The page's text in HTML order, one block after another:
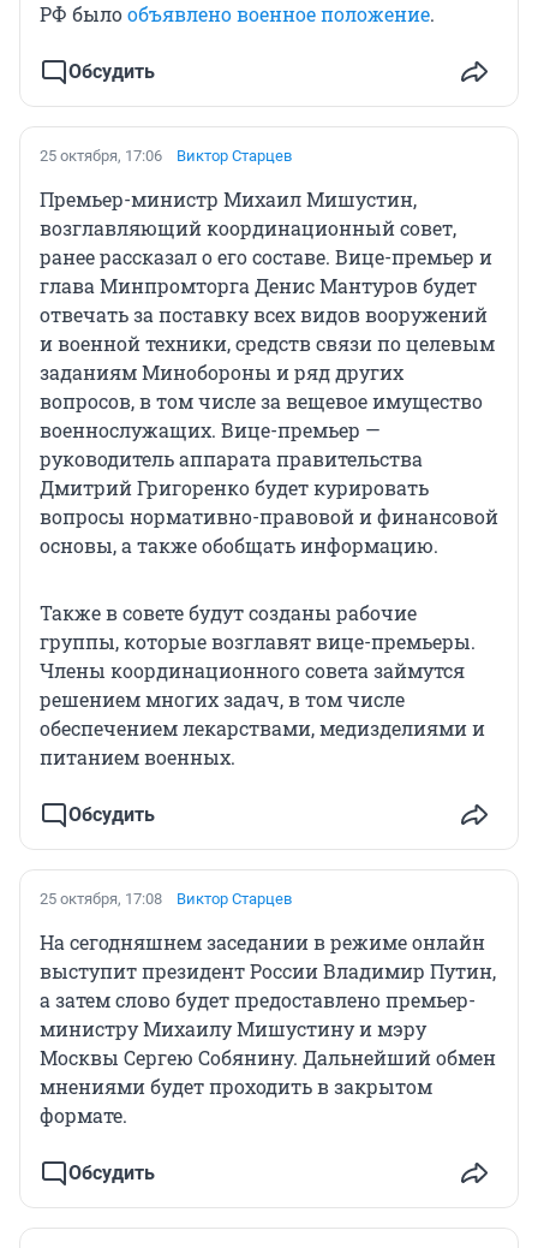
РФ былообъявлено военное положение.
Обсудить
25 октября, 17:06 Виктор Старцев
Премьер-министр Михаил Мишустин,
возглавляющий координационный совет,
ранее рассказал о его составе. Вице-премьер и
глава Минпромторга Денис Мантуров будет
отвечать за поставку всех видов вооружений
и военной техники, средств связи по целевым
заданиям Минобороны и ряд других
вопросов, в том числе за вещевое имущество
военнослужащих. Вице-премьер —
руководитель аппарата правительства
Дмитрий Григоренко будет курировать
вопросы нормативно-правовой и финансовой
основы, а также обобщать информацию.
Также в совете будут созданы рабочие
группы, которые возглавят вице-премьеры.
Члены координационного совета займутся
решением многих задач, в том числе
обеспечением лекарствами, медизделиями и
питанием военных.
Обсудить
25 октября, 17:08 Виктор Старцев
На сегодняшнем заседании в режиме онлайн
выступит президент России Владимир Путин,
а затем слово будет предоставлено премьер-
министру Михаилу Мишустину и мэру
Москвы Сергею Собянину. Дальнейший обмен
мнениями будет проходить в закрытом
формате.
Обсудить